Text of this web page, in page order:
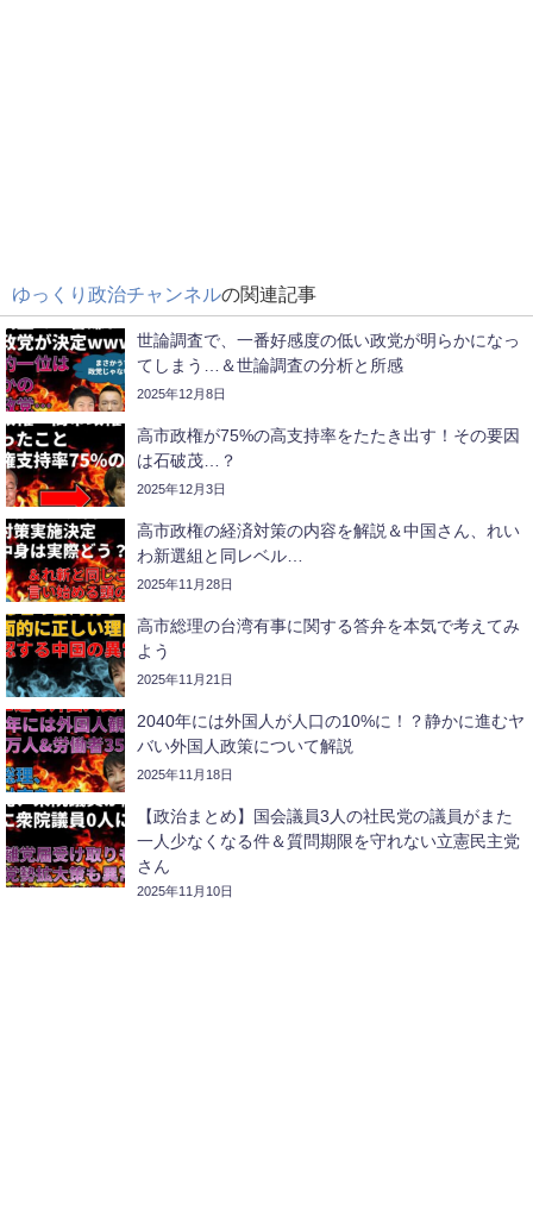
ゆっくり政治チャンネルの関連記事
世論調査で、一番好感度の低い政党が明らかになっ
てしまう…＆世論調査の分析と所感
2025年12月8日
高市政権が75%の高支持率をたたき出す！その要因
は石破茂…？
2025年12月3日
高市政権の経済対策の内容を解説＆中国さん、れい
わ新選組と同レベル…
2025年11月28日
高市総理の台湾有事に関する答弁を本気で考えてみ
よう
2025年11月21日
2040年には外国人が人口の10%に！？静かに進むヤ
バい外国人政策について解説
2025年11月18日
【政治まとめ】国会議員3人の社民党の議員がまた
一人少なくなる件＆質問期限を守れない立憲民主党
さん
2025年11月10日